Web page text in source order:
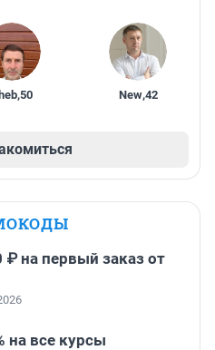
,50 New,42
₽ на первый заказ от
на все курсы